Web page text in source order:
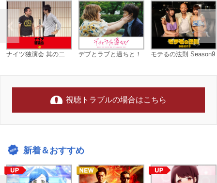
ナイツ独演会 其の二 デブとラブと過ちと！ モテるの法則 Season9
視聴トラブルの場合はこちら
新着＆おすすめ